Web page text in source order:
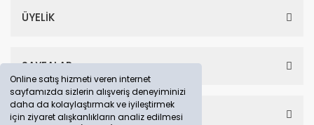
Online satış hizmeti veren internet
sayfamızda sizlerin alışveriş deneyiminizi
daha da kolaylaştırmak ve iyileştirmek
için ziyaret alışkanlıkların analiz edilmesi
ÜYELİK
SAYFALAR
HESABIM